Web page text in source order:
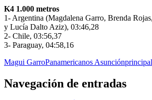
K4 1.000 metros
1- Argentina (Magdalena Garro, Brenda
y Lucía Dalto Aziz), 03:46,28
2- Chile, 03:56,37
3- Paraguay, 04:58,16
Magui GarroPanamericanos Asunciónprincipal
Navegación de entradas